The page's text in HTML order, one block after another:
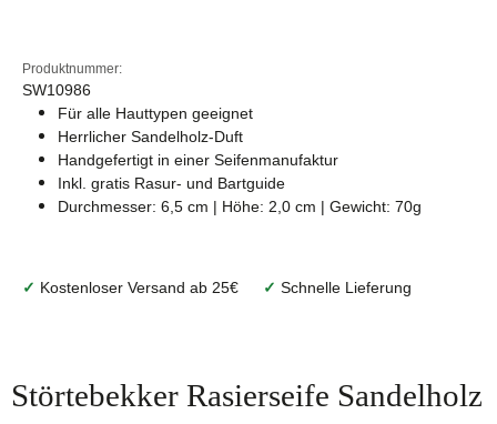
Produktnummer:
SW10986
Für alle Hauttypen geeignet
Herrlicher Sandelholz-Duft
Handgefertigt in einer Seifenmanufaktur
Inkl. gratis Rasur- und Bartguide
Durchmesser: 6,5 cm | Höhe: 2,0 cm | Gewicht: 70g
✓ Kostenloser Versand ab 25€ ✓ Schnelle Lieferung
Störtebekker Rasierseife Sandelholz